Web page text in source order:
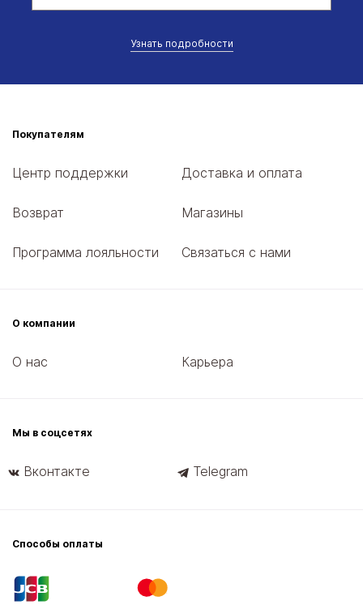
Узнать подробности
Покупателям
Центр поддержки Доставка и оплата
Возврат Магазины
Программа лояльности Связаться с нами
О компании
О нас Карьера
Мы в соцсетях
Вконтакте Telegram
Способы оплаты